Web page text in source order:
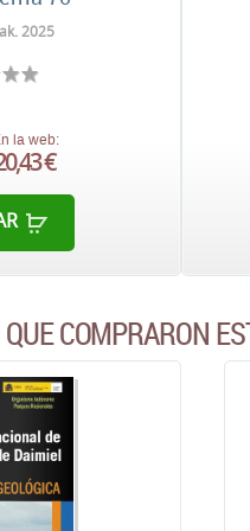
2025
la web:
€
COMPRARON